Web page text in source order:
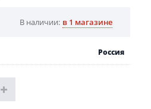
В наличии: в 1 магазине
Россия